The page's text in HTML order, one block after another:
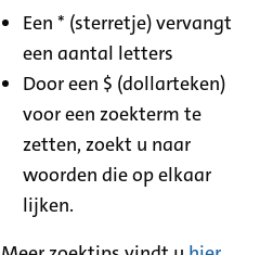
Een * (sterretje) vervangt
een aantal letters
Door een $ (dollarteken)
voor een zoekterm te
zetten, zoekt u naar
woorden die op elkaar
lijken.